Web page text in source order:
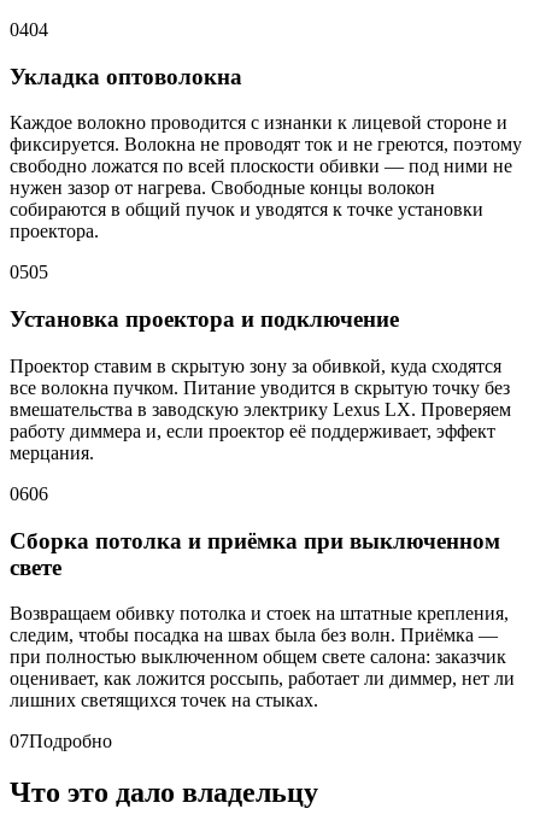
0404
Укладка оптоволокна
Каждое волокно проводится с изнанки к лицевой стороне и
фиксируется. Волокна не проводят ток и не греются, поэтому
свободно ложатся по всей плоскости обивки — под ними не
нужен зазор от нагрева. Свободные концы волокон
собираются в общий пучок и уводятся к точке установки
проектора.
0505
Установка проектора и подключение
Проектор ставим в скрытую зону за обивкой, куда сходятся
все волокна пучком. Питание уводится в скрытую точку без
вмешательства в заводскую электрику Lexus LX. Проверяем
работу диммера и, если проектор её поддерживает, эффект
мерцания.
0606
Сборка потолка и приёмка при выключенном
свете
Возвращаем обивку потолка и стоек на штатные крепления,
следим, чтобы посадка на швах была без волн. Приёмка —
при полностью выключенном общем свете салона: заказчик
оценивает, как ложится россыпь, работает ли диммер, нет ли
лишних светящихся точек на стыках.
07Подробно
Что это дало владельцу